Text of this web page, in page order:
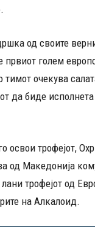
од своите
првиот голем
тимот очекува
да биде
освои трофејот,
од Македонија
трофејот од
на Алкалоид.